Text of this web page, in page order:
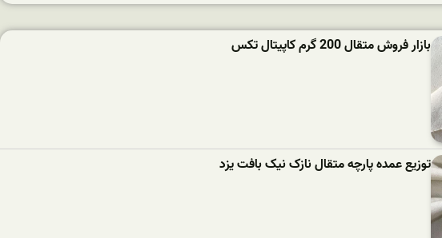
بازار فروش متقال 200 گرم کاپیتال تکس
توزیع عمده پارچه متقال نازک نیک بافت یزد